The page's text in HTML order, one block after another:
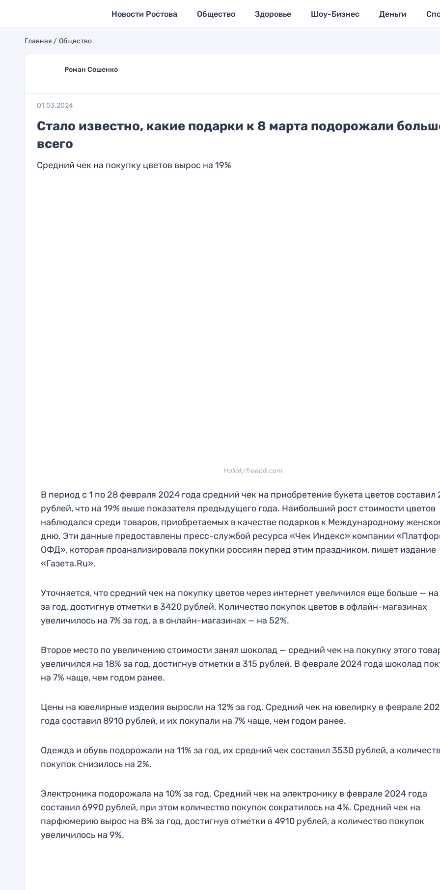
Новости Ростова Общество Здоровье Шоу-Бизнес Деньги
Главная Общество
Роман Сошенко
01.03.2024
Стало известно, какие подарки к 8 марта подорожали
всего
Средний чек на покупку цветов вырос на 19%
Holiak/freepik.com
В период с 1 по 28 февраля 2024 года средний чек на приобретение букета цветов составил
рублей, что на 19% выше показателя предыдущего года. Наибольший рост стоимости цветов
наблюдался среди товаров, приобретаемых в качестве подарков к Международному
дню. Эти данные предоставлены пресс-службой ресурса «Чек Индекс» компании
ОФД», которая проанализировала покупки россиян перед этим праздником, пишет издание
«Газета.Ru».
Уточняется, что средний чек на покупку цветов через интернет увеличился еще больше — на
за год, достигнув отметки в 3420 рублей. Количество покупок цветов в офлайн-магазинах
увеличилось на 7% за год, а в онлайн-магазинах — на 52%.
Второе место по увеличению стоимости занял шоколад — средний чек на покупку этого
увеличился на 18% за год, достигнув отметки в 315 рублей. В феврале 2024 года шоколад
на 7% чаще, чем годом ранее.
Цены на ювелирные изделия выросли на 12% за год. Средний чек на ювелирку в феврале
года составил 8910 рублей, и их покупали на 7% чаще, чем годом ранее.
Одежда и обувь подорожали на 11% за год, их средний чек составил 3530 рублей, а
покупок снизилось на 2%.
Электроника подорожала на 10% за год. Средний чек на электронику в феврале 2024 года
составил 6990 рублей, при этом количество покупок сократилось на 4%. Средний чек на
парфюмерию вырос на 8% за год, достигнув отметки в 4910 рублей, а количество покупок
увеличилось на 9%.